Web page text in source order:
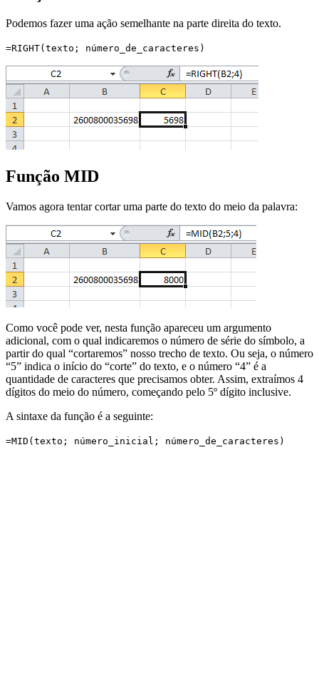
Podemos fazer uma ação semelhante na parte direita do texto.
=RIGHT(texto; número_de_caracteres)
Função MID
Vamos agora tentar cortar uma parte do texto do meio da palavra:
Como você pode ver, nesta função apareceu um argumento
adicional, com o qual indicaremos o número de série do símbolo, a
partir do qual “cortaremos” nosso trecho de texto. Ou seja, o número
“5” indica o início do “corte” do texto, e o número “4” é a
quantidade de caracteres que precisamos obter. Assim, extraímos 4
dígitos do meio do número, começando pelo 5º dígito inclusive.
A sintaxe da função é a seguinte:
=MID(texto; número_inicial; número_de_caracteres)